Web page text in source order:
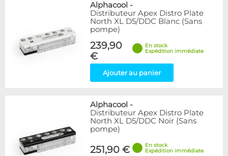
Alphacool -
Distributeur Apex Distro Plate
North XL D5/DDC Blanc (Sans
pompe)
239,90
€
En stock
Expédition immédiate
Ajouter au panier
Alphacool -
Distributeur Apex Distro Plate
North XL D5/DDC Noir (Sans
pompe)
251,90 €
En stock
Expédition immédiate